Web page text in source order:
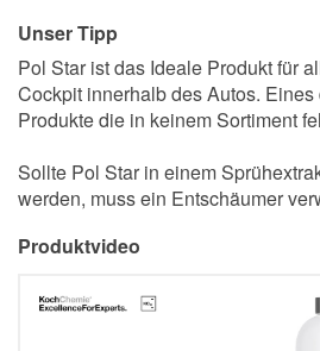
Unser Tipp
Pol Star ist das Ideale Produkt für
Cockpit innerhalb des Autos.
Produkte die in keinem Sortiment
Sollte Pol Star in einem
werden, muss ein Entschäumer
Produktvideo